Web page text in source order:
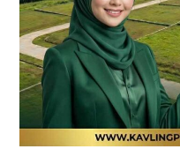
Legalitas
Jelas